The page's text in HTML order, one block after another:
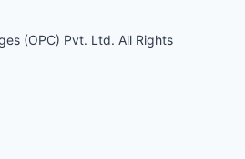
(OPC) Pvt. Ltd. All Rights